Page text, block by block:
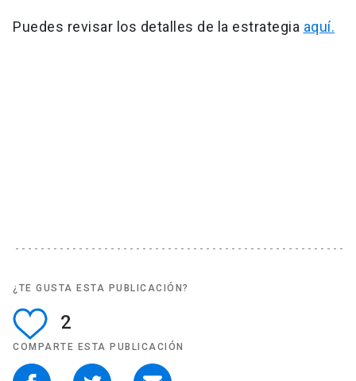
Puedes revisar los detalles de la estrategia aquí.
¿TE GUSTA ESTA PUBLICACIÓN?
2
COMPARTE ESTA PUBLICACIÓN